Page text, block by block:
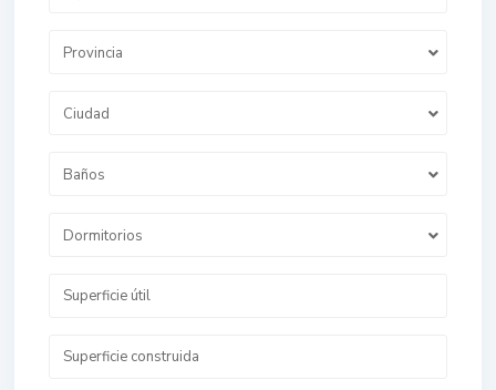
Provincia
Ciudad
Baños
Dormitorios